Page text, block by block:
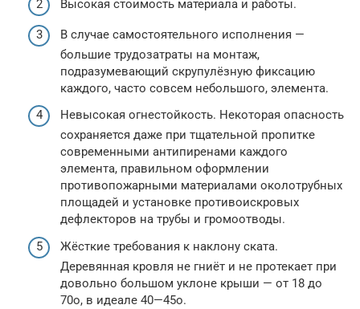
Высокая стоимость материала и работы.
В случае самостоятельного исполнения —
большие трудозатраты на монтаж,
подразумевающий скрупулёзную фиксацию
каждого, часто совсем небольшого, элемента.
Невысокая огнестойкость. Некоторая опасность
сохраняется даже при тщательной пропитке
современными антипиренами каждого
элемента, правильном оформлении
противопожарными материалами околотрубных
площадей и установке противоискровых
дефлекторов на трубы и громоотводы.
Жёсткие требования к наклону ската.
Деревянная кровля не гниёт и не протекает при
довольно большом уклоне крыши — от 18 до
70о, в идеале 40—45о.